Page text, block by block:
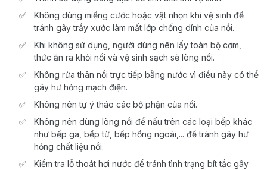
Không dùng miếng cước hoặc vật nhọn khi vệ sinh để
tránh gây trầy xước làm mất lớp chống dính của nồi.
Khi không sử dụng, người dùng nên lấy toàn bộ cơm,
thức ăn ra khỏi nồi và vệ sinh sạch sẽ lòng nồi.
Không rửa thân nồi trực tiếp bằng nước vì điều này có thể
gây hư hỏng mạch điện.
Không nên tự ý tháo các bộ phận của nồi.
Không nên dùng lòng nồi để nấu trên các loại bếp khác
như bếp ga, bếp từ, bếp hồng ngoài,... để tránh gây hư
hỏng chất liệu nồi.
Kiểm tra lỗ thoát hơi nước để tránh tình trạng bít tắc gây